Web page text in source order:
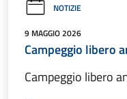
NOTIZIE
9 MAGGIO 2026
Campeggio libero
Campeggio libero